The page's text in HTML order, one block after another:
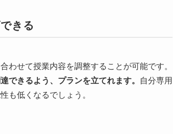
きる
わせて授業内容を調整することが可能です。
できるよう、プランを立てれます。
自分専用
も低くなるでしょう。